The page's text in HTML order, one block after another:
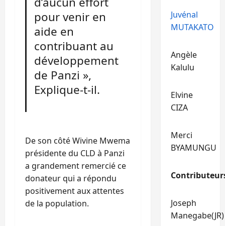
pour venir en
aide en
contribuant au
développement
de Panzi »,
Explique-t-il.
De son côté Wivine Mwema
présidente du CLD à Panzi
a grandement remercié ce
donateur qui a répondu
positivement aux attentes
de la population.
Juvénal
MUTAKATO
Angèle
Kalulu
Elvine
CIZA
Merci
BYAMUNGU
Joseph
Manegabe(JR)